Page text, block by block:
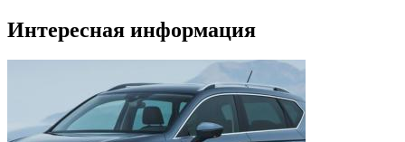
Интересная информация